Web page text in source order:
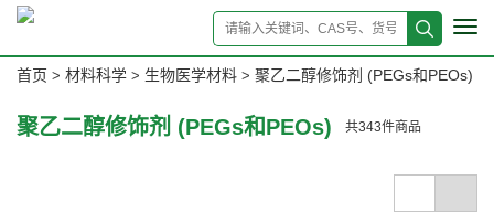
首页 > 材料科学 > 生物医学材料 > 聚乙二醇修饰剂 (PEGs和PEOs)
聚乙二醇修饰剂 (PEGs和PEOs) 共343件商品